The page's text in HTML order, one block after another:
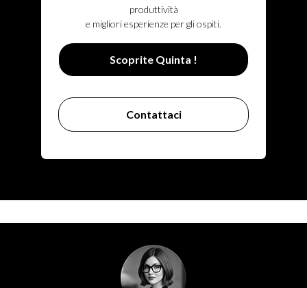
produttività
e migliori esperienze per gli ospiti.
Scoprite Quinta !
Contattaci